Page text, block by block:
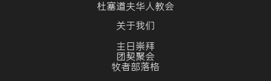
杜塞道夫华人教会
关于我们
主日崇拜
团契聚会
牧者部落格